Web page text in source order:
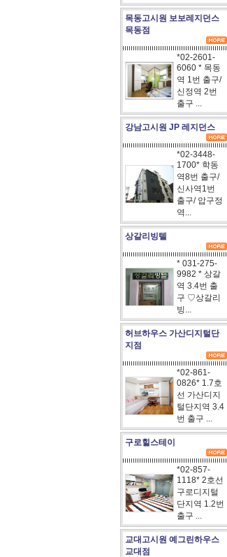
목동고시원 보보레지던스
목동점
*02-2601-
6060 * 목동
역 1번 출구/
신정역 2번
출구 ...
강남고시원 JP 레지던스
*02-3448-
1700* 학동
역8번 출구/
신사역1번
출구/ 압구정
역...
상갈리빙텔
* 031-275-
9982 * 상갈
역 3.4번 출
구 ♡상갈리
빙...
허브하우스 가산디지털단
지점
*02-861-
0826* 1.7호
선 가산디지
털단지역 3.4
번 출구 ...
구로힐스테이
*02-857-
1118* 2호선
구로디지털
단지역 1.2번
출구 ...
교대고시원 예그린하우스
교대점